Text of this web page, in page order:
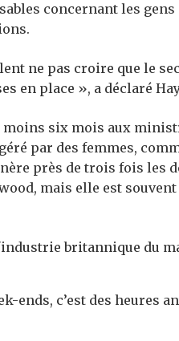
concernant les gens
ne pas croire que le
en place », a déclaré
moins six mois aux
par des femmes,
près de trois fois les
mais elle est
ends, c’est des heures